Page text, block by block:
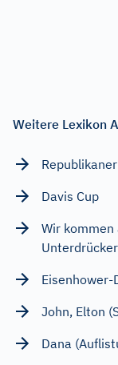
Weitere Lexikon
Republikaner
Davis Cup
Wir kommen
Unterdrücker
Eisenhower-
John, Elton
Dana